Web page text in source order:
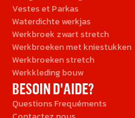
Vestes et Parkas
Waterdichte werkjas
Werkbroek zwart stretch
Werkbroeken met kniestukken
Werkbroeken stretch
Werkkleding bouw
BESOIN D'AIDE?
Questions Frequéments